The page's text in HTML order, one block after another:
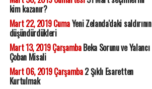
kim kazanır?
Mart 22, 2019 CumaYeni Zelanda'daki saldırının
düşündürdükleri
Mart 13, 2019 ÇarşambaBeka Sorunu ve Yalancı
Çoban Misali
Mart 06, 2019 Çarşamba2 Şıklı Esaretten
Kurtulmak